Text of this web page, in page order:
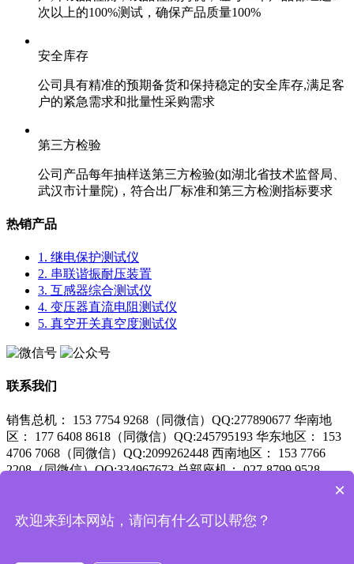
次以上的100%测试，确保产品质量100%
安全库存
公司具有精准的预期备货和保持稳定的安全库存,满足客
户的紧急需求和批量性采购需求
第三方检验
公司产品每年抽样送第三方检验(如湖北省技术监督局、
武汉市计量院)，符合出厂标准和第三方检测指标要求
热销产品
1. 继电保护测试仪
2. 串联谐振耐压装置
3. 互感器综合测试仪
4. 变压器直流电阻测试仪
5. 真空开关真空度测试仪
联系我们
销售总机： 153 7754 9268（同微信）QQ:277890677 华南地
区： 177 6408 8618（同微信）QQ:245795193 华东地区： 153
4706 7068（同微信）QQ:2099262448 西南地区： 153 7766
2208（同微信）QQ:334967673 总部座机： 027-8799 9528
鄂ICP备15018841号-1
×
欢迎来到本网站，请问有什么可以帮您？